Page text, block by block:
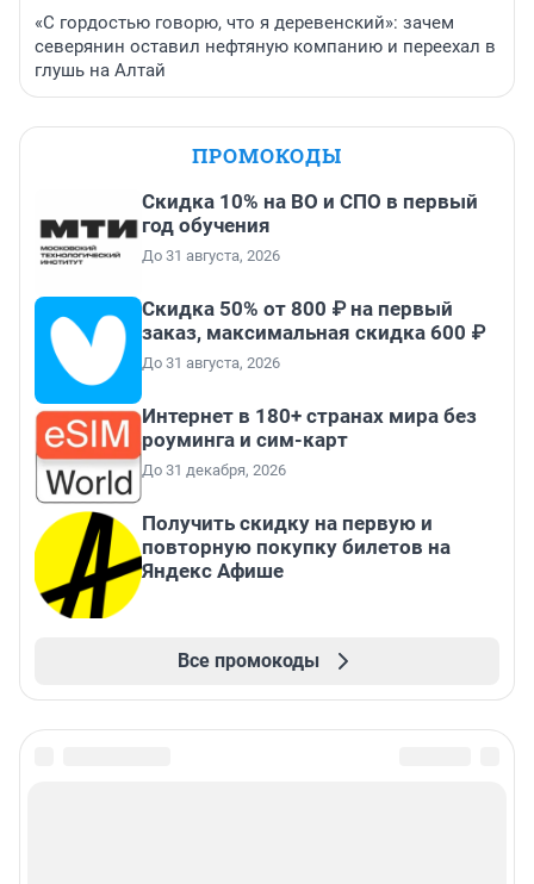
«С гордостью говорю, что я деревенский»: зачем
северянин оставил нефтяную компанию и переехал в
глушь на Алтай
ПРОМОКОДЫ
Скидка 10% на ВО и СПО в первый
год обучения
До 31 августа, 2026
Скидка 50% от 800 ₽ на первый
заказ, максимальная скидка 600 ₽
До 31 августа, 2026
Интернет в 180+ странах мира без
роуминга и сим-карт
До 31 декабря, 2026
Получить скидку на первую и
повторную покупку билетов на
Яндекс Афише
Все промокоды